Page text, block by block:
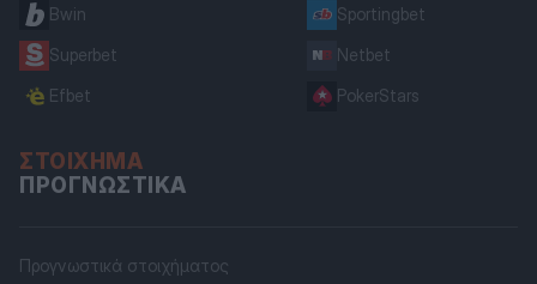
Bwin
Superbet
Efbet
Sportingbet
Netbet
PokerStars
ΣΤΟΊΧΗΜΑ
ΠΡΟΓΝΩΣΤΙΚΆ
Προγνωστικά στοιχήματος